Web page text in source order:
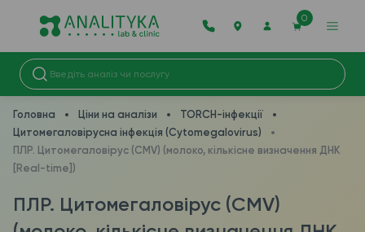
0
Головна Ціни на аналізи
TORCH-інфекції
Цитомегаловірусна інфекція (Cytomegalovirus)
ПЛР. Цитомегаловірус (CMV) (молоко, кількісне визначення ДНК
[Real-time])
ПЛР. Цитомегаловірус (CMV)